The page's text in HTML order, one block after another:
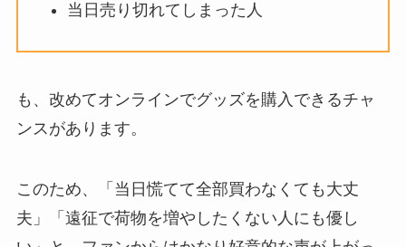
当日売り切れてしまった人
も、改めてオンラインでグッズを購入できるチャ
ンスがあります。
このため、「当日慌てて全部買わなくても大丈
夫」「遠征で荷物を増やしたくない人にも優し